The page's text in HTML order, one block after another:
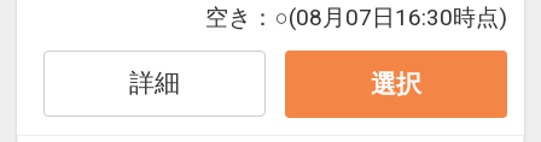
・洋画、邦画、その他話題の番組を200
タイトル以上配信
・豊富なコンテンツから観たいタイトル
空き： ○(08月07日16:30時点)
詳細 選択